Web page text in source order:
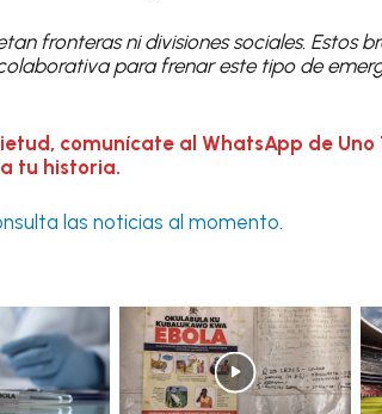
fronteras ni divisiones sociales. Estos
para frenar este tipo de
comunícate al WhatsApp de Uno
tu historia.
las noticias al momento.